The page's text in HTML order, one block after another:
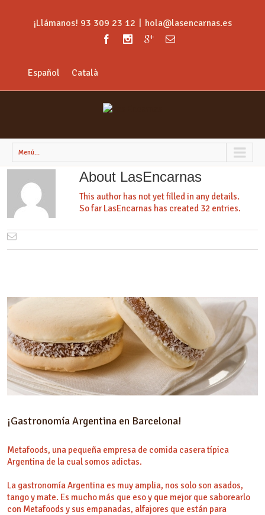
¡Llámanos! 93 309 23 12 hola@lasencarnas.es
Español Català
Menú...
About LasEncarnas
This author has not yet filled in any details.
So far LasEncarnas has created 32 entries.
¡Gastronomía Argentina en Barcelona!
Metafoods, una pequeña empresa de comida casera típica
Argentina de la cual somos adictas.
La gastronomía Argentina es muy amplia, nos solo son asados,
tango y mate. Es mucho más que eso y que mejor que saborearlo
con Metafoods y sus empanadas, alfajores que están para